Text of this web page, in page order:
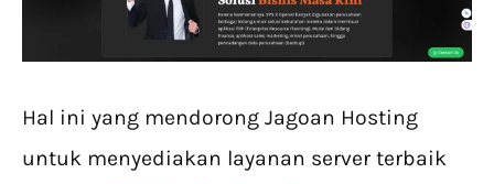
Hal ini yang mendorong Jagoan Hosting
untuk menyediakan layanan server terbaik